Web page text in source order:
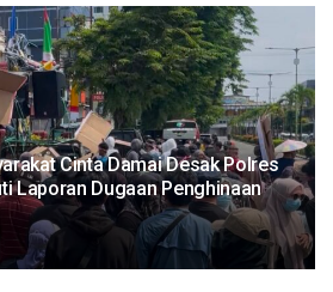
Cinta Damai Desak Polres
Laporan Dugaan Penghinaan